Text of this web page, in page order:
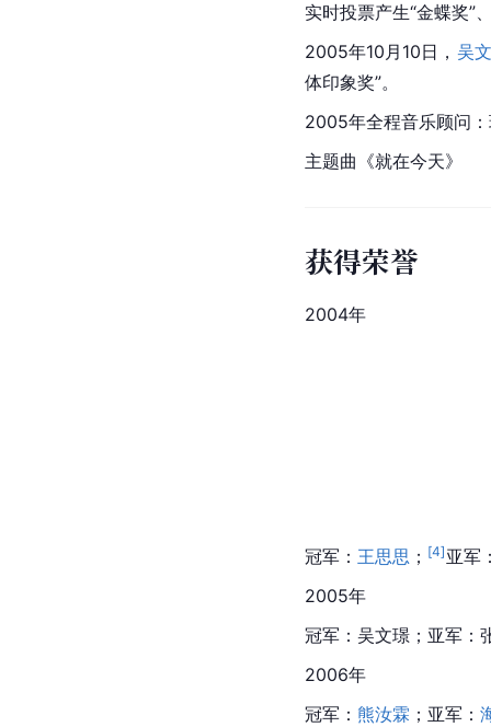
实时投票产生“金蝶奖”
2005年10月10日， 吴
体印象奖”。
2005年全程音乐顾问
主题曲《就在今天》
获得荣誉
2004年
冠军： 王思思 ； [4] 亚军
2005年
冠军：吴文璟；亚军：
2006年
冠军： 熊汝霖 ；亚军：